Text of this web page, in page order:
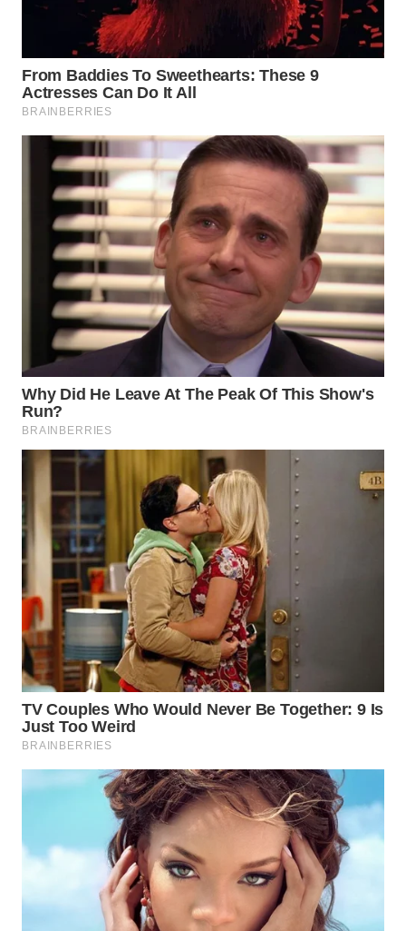
BEKASI
WN
BOGOR
DEPOK
WN
TAPANULI
UTARA
WN
SAMOSIR
WN
PADANG
WN
SUMEDANG
WN
CIANJUR
WN
KEPULAUAN
SERIBU
WN
TANGERANG
WN
BINJAI
WN
WN